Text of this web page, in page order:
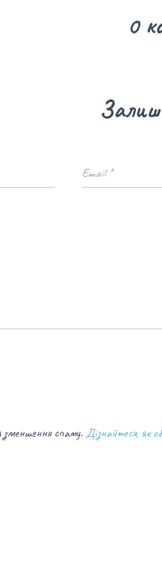
0
Email*
зменшення спаму. Дізнайтеся, як